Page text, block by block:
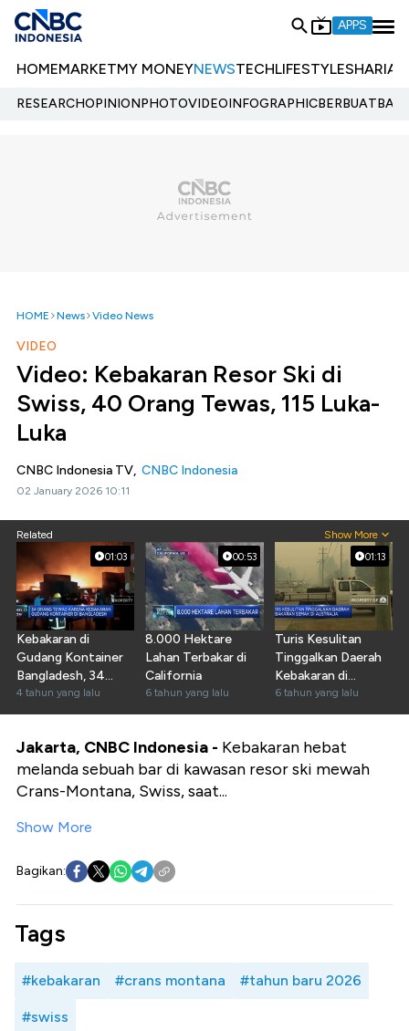
APPS
HOMEMARKETMY MONEYNEWSTECHLIFESTYLESHARIA
RESEARCHOPINIONPHOTOVIDEOINFOGRAPHIC
HOME News Video News
VIDEO
Video: Kebakaran Resor Ski di
Swiss, 40 Orang Tewas, 115 Luka-
Luka
CNBC Indonesia TV, CNBC Indonesia
02 January 2026 10:11
Related Show More
01:03
Kebakaran di
Gudang Kontainer
Bangladesh, 34
Orang Tewas
4 tahun yang lalu
00:53
8.000 Hektare
Lahan Terbakar di
California
6 tahun yang lalu
01:13
Turis Kesulitan
Tinggalkan Daerah
Kebakaran di
Australia
6 tahun yang lalu
Jakarta, CNBC Indonesia - Kebakaran hebat
melanda sebuah bar di kawasan resor ski mewah
Crans-Montana, Swiss, saat...
Show More
Bagikan:
Tags
#kebakaran #crans montana #tahun baru 2026
#swiss